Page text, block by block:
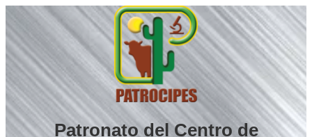
Saltar
al
contenido
Patronato del Centro de